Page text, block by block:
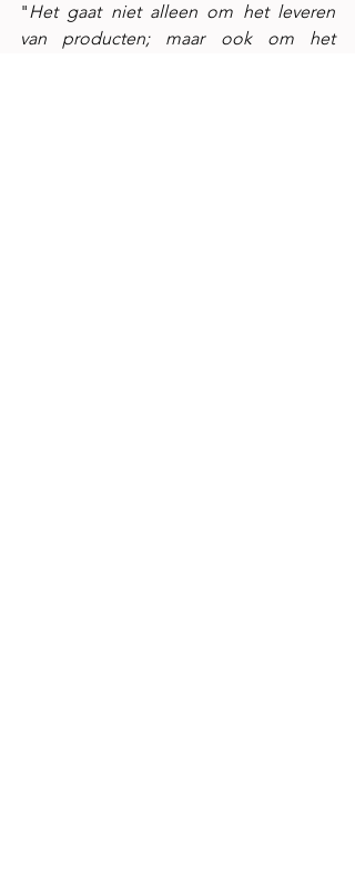
"Het gaat niet alleen om het leveren
van producten; maar ook om het